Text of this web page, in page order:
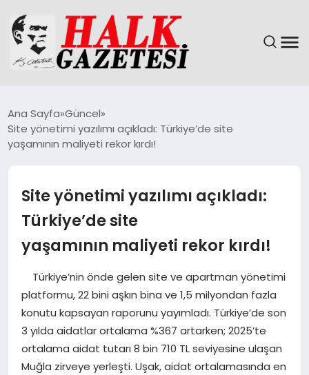
DÜNYA
EKONOMI
MAGAZIN
SAĞLIK
SIYASET
SPOR
Ana Sayfa Güncel
Site yönetimi yazılımı açıkladı: Türkiye’de site
yaşamının maliyeti rekor kırdı!
Site yönetimi yazılımı açıkladı:
Türkiye’de site
yaşamının maliyeti rekor kırdı!
Türkiye’nin önde gelen site ve apartman yönetimi
platformu, 22 bini aşkın bina ve 1,5 milyondan fazla
konutu kapsayan raporunu yayımladı. Türkiye’de son
3 yılda aidatlar ortalama %367 artarken; 2025’te
ortalama aidat tutarı 8 bin 710 TL seviyesine ulaşan
Muğla zirveye yerleşti. Uşak, aidat ortalamasında en